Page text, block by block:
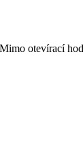
otevírací